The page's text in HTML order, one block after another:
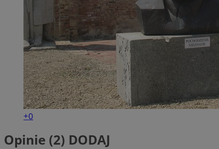
+0
Opinie (2) DODAJ